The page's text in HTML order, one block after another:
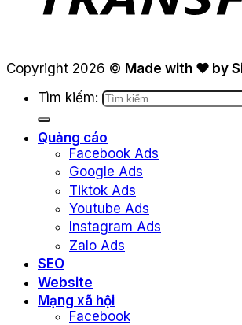
Copyright 2026 © Made with ❤ by
Tìm kiếm:
Quảng cáo
Facebook Ads
Google Ads
Tiktok Ads
Youtube Ads
Instagram Ads
Zalo Ads
SEO
Website
Mạng xã hội
Facebook